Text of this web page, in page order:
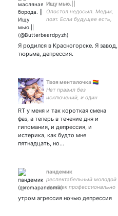
Ищу мью.||
Опостол недосып. Медик,
поэт. Если будущее есть,
20y.o. He/Them анф=анф
Я родился в Красногорске. Я завод,
тюрьма, депрессия.
Твоя менталочка 🏳️‍🌈
Нет правил без
исключений, и один
Богу, чем девяносто
девять праведников.
(Герман Гессе, Степной
волк)
RT у меня и так короткая смена
фаз, а теперь в течение дня и
гипомания, и депрессия, и
истерика, как будто мне
пятнадцать, но…
пандемик
респектабельный молодой
человек профессионально
утром агрессия ночью депрессия